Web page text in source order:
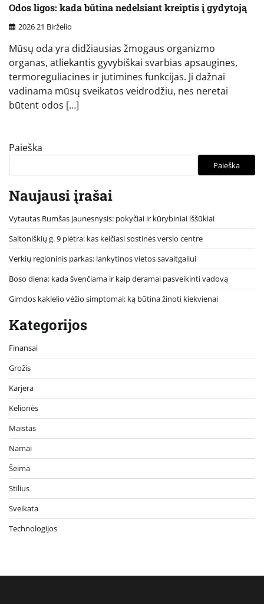
Odos ligos: kada būtina nedelsiant kreiptis į gydytoją
2026 21 Birželio
Mūsų oda yra didžiausias žmogaus organizmo
organas, atliekantis gyvybiškai svarbias apsaugines,
termoreguliacines ir jutimines funkcijas. Ji dažnai
vadinama mūsų sveikatos veidrodžiu, nes neretai
būtent odos […]
Paieška
Paieška
Naujausi įrašai
Vytautas Rumšas jaunesnysis: pokyčiai ir kūrybiniai iššūkiai
Saltoniškių g. 9 plėtra: kas keičiasi sostinės verslo centre
Verkių regioninis parkas: lankytinos vietos savaitgaliui
Boso diena: kada švenčiama ir kaip deramai pasveikinti vadovą
Gimdos kaklelio vėžio simptomai: ką būtina žinoti kiekvienai
Kategorijos
Finansai
Grožis
Karjera
Kelionės
Maistas
Namai
Šeima
Stilius
Sveikata
Technologijos